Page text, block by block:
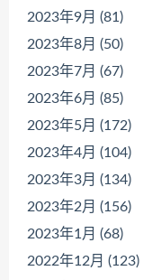
2023年9月 (81)
2023年8月 (50)
2023年7月 (67)
2023年6月 (85)
2023年5月 (172)
2023年4月 (104)
2023年3月 (134)
2023年2月 (156)
2023年1月 (68)
2022年12月 (123)